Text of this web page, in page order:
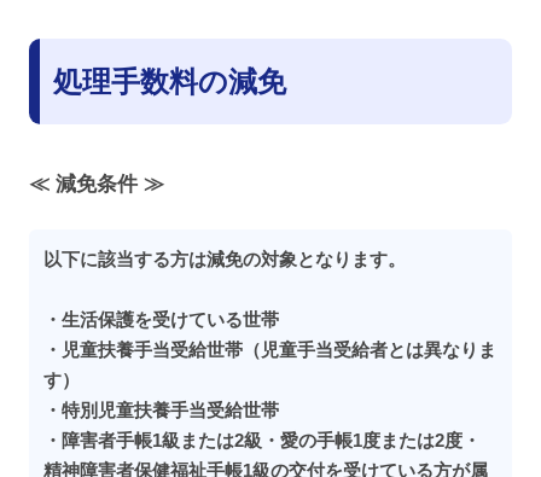
処理手数料の減免
≪ 減免条件 ≫
以下に該当する方は減免の対象となります。
・生活保護を受けている世帯
・児童扶養手当受給世帯（児童手当受給者とは異なりま
す）
・特別児童扶養手当受給世帯
・障害者手帳1級または2級・愛の手帳1度または2度・
精神障害者保健福祉手帳1級の交付を受けている方が属